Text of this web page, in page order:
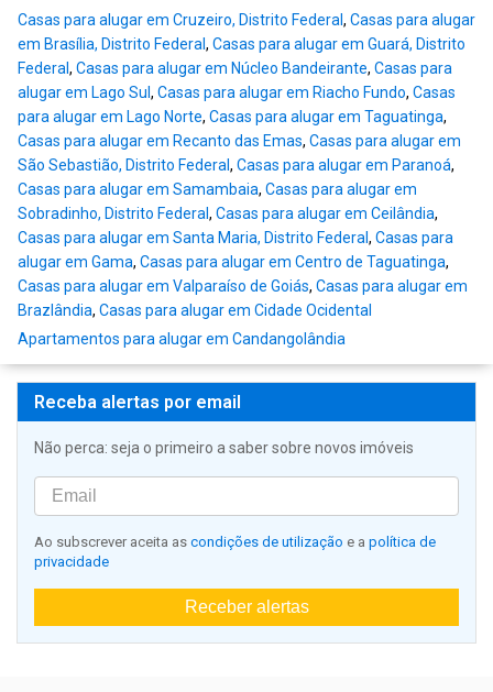
Casas para alugar em Cruzeiro, Distrito Federal, Casas para alugar
em Brasília, Distrito Federal, Casas para alugar em Guará, Distrito
Federal, Casas para alugar em Núcleo Bandeirante, Casas para
alugar em Lago Sul , Casas para alugar em Riacho Fundo, Casas
para alugar em Lago Norte, Casas para alugar em Taguatinga,
Casas para alugar em Recanto das Emas, Casas para alugar em
São Sebastião, Distrito Federal, Casas para alugar em Paranoá,
Casas para alugar em Samambaia, Casas para alugar em
Sobradinho, Distrito Federal, Casas para alugar em Ceilândia,
Casas para alugar em Santa Maria, Distrito Federal, Casas para
alugar em Gama, Casas para alugar em Centro de Taguatinga,
Casas para alugar em Valparaíso de Goiás, Casas para alugar em
Brazlândia, Casas para alugar em Cidade Ocidental
Apartamentos para alugar em Candangolândia
Receba alertas por email
Não perca: seja o primeiro a saber sobre novos imóveis
Ao subscrever aceita as condições de utilização e a política de
privacidade
Receber alertas